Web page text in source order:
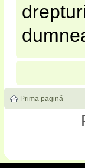
Prima pagină